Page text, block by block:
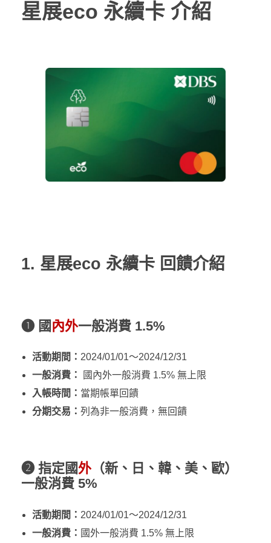
星展eco 永續卡 介紹
1. 星展eco 永續卡 回饋介紹
❶ 國 內外一般消費 1.5%
活動期間： 2024/01/01～2024/12/31
一般消費：
國內外一般消費 1.5% 無上限
入帳時間： 當期帳單回饋
分期交易： 列為非一般消費，無回饋
❷ 指定國外（新、日、韓、美、歐）
一般消費 5%
活動期間： 2024/01/01～2024/12/31
一般消費： 國外一般消費 1.5% 無上限